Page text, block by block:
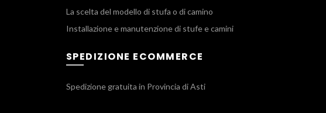
La scelta del modello di stufa o di camino
Installazione e manutenzione di stufe e camini
SPEDIZIONE ECOMMERCE
Spedizione gratuita in Provincia di Asti